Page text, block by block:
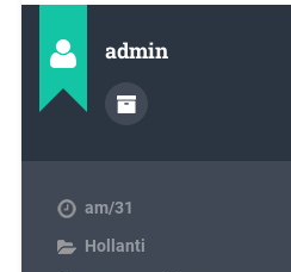
admin
am/31
Hollanti